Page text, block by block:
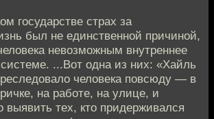
государстве страх за
был не единственной причиной,
невозможным внутреннее
...Вот одна из них: «Хайль
человека повсюду — в
на работе, на улице, и
выявить тех, кто придерживался